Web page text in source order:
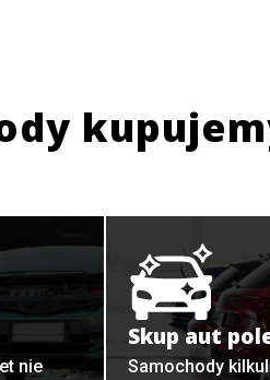
nie
Skup aut
Samochody